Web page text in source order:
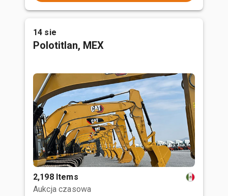
14 sie
Polotitlan, MEX
2,198 Items
Aukcja czasowa